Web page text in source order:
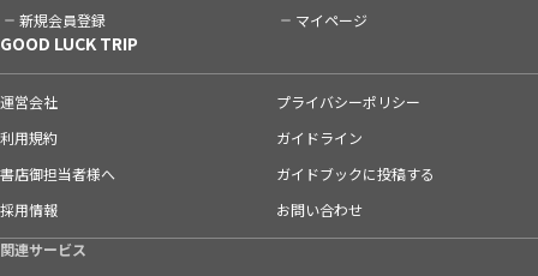
新規会員登録 マイページ
GOOD LUCK TRIP
運営会社
プライバシーポリシー
利用規約
ガイドライン
書店御担当者様へ
ガイドブックに投稿する
採用情報
お問い合わせ
関連サービス